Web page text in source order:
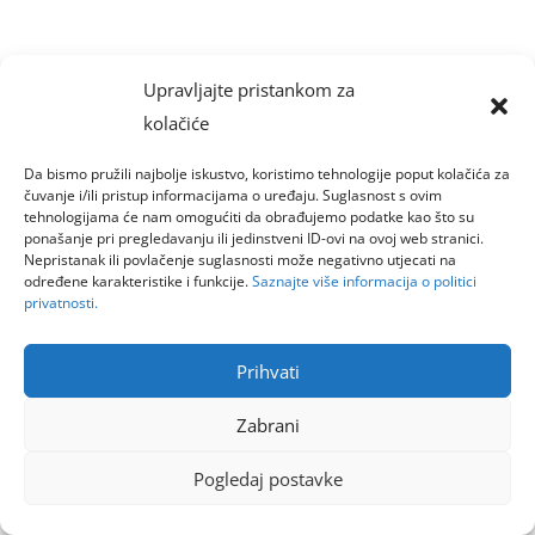
Upravljajte pristankom za
kolačiće
Da bismo pružili najbolje iskustvo, koristimo tehnologije poput kolačića za
čuvanje i/ili pristup informacijama o uređaju. Suglasnost s ovim
tehnologijama će nam omogućiti da obrađujemo podatke kao što su
ponašanje pri pregledavanju ili jedinstveni ID-ovi na ovoj web stranici.
Nepristanak ili povlačenje suglasnosti može negativno utjecati na
određene karakteristike i funkcije.Saznajte više informacija o politici
privatnosti.
Prihvati
Zabrani
Pogledaj postavke